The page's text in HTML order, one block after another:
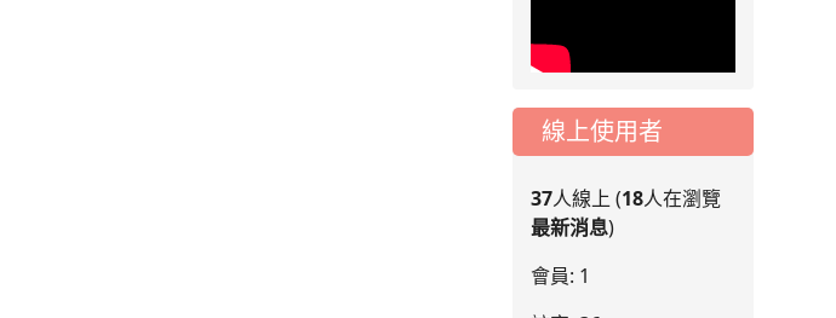
線上使用者
37人線上 (18人在瀏覽
最新消息)
會員: 1